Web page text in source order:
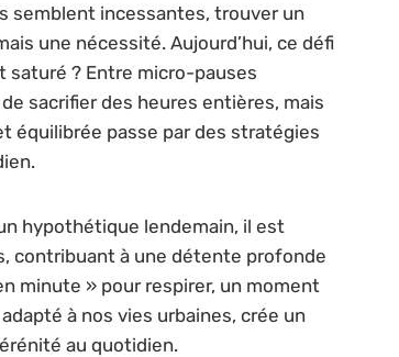
semblent incessantes, trouver un
une nécessité. Aujourd’hui, ce défi
saturé ? Entre micro-pauses
sacrifier des heures entières, mais
équilibrée passe par des stratégies
hypothétique lendemain, il est
contribuant à une détente profonde
minute » pour respirer, un moment
à nos vies urbaines, crée un
au quotidien.